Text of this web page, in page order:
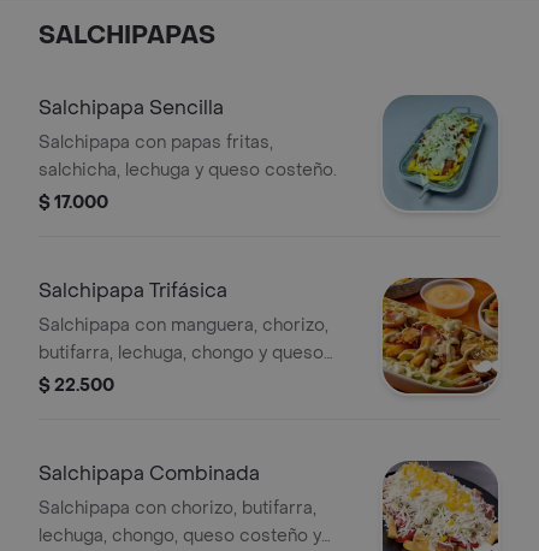
SALCHIPAPAS
Salchipapa Sencilla
Salchipapa con papas fritas,
salchicha, lechuga y queso costeño.
$ 17.000
Salchipapa Trifásica
Salchipapa con manguera, chorizo,
butifarra, lechuga, chongo y queso
costeño.
$ 22.500
Salchipapa Combinada
Salchipapa con chorizo, butifarra,
lechuga, chongo, queso costeño y